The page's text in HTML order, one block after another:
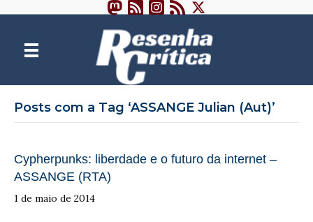
Posts com a Tag ‘ASSANGE Julian (Aut)’
Cypherpunks: liberdade e o futuro da internet –
ASSANGE (RTA)
1 de maio de 2014